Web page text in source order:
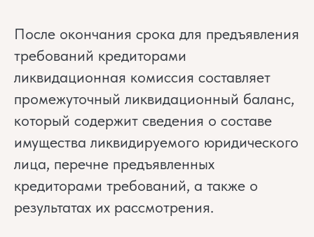
После окончания срока для предъявления
требований кредиторами
ликвидационная комиссия составляет
промежуточный ликвидационный баланс,
который содержит сведения о составе
имущества ликвидируемого юридического
лица, перечне предъявленных
кредиторами требований, а также о
результатах их рассмотрения.